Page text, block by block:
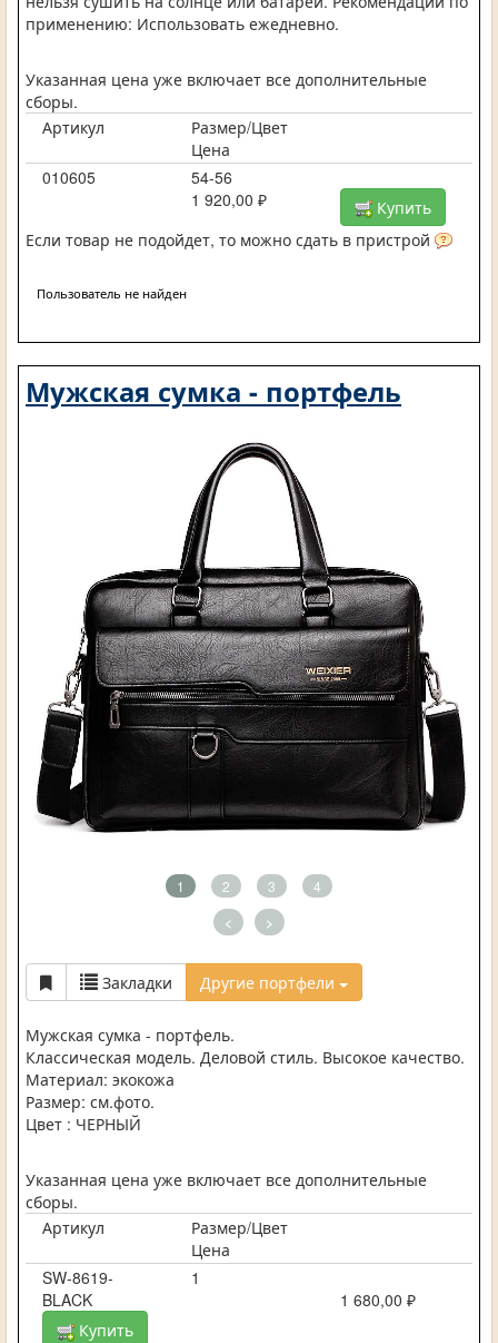
применению: Использовать ежедневно.
Указанная цена уже включает все дополнительные
сборы.
Артикул
Размер/Цвет
Цена
010605
54-56
1 920,00 ₽
Купить
Если товар не подойдет, то можно сдать в пристрой
Пользователь не найден
Мужская сумка - портфель
1 2 3 4
< >
Закладки Другие портфели
Мужская сумка - портфель.
Классическая модель. Деловой стиль. Высокое качество.
Материал: экокожа
Размер: см.фото.
Цвет : ЧЕРНЫЙ
Указанная цена уже включает все дополнительные
сборы.
Артикул
Размер/Цвет
Цена
SW-8619-
BLACK
1
1 680,00 ₽
Купить